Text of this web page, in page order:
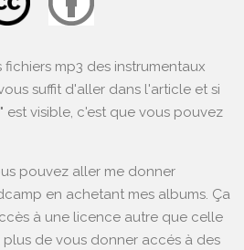
fichiers mp3 des instrumentaux
suffit d'aller dans l'article et si
visible, c'est que vous pouvez
pouvez aller me donner
en achetant mes albums. Ça
à une licence autre que celle
plus de vous donner accés à des